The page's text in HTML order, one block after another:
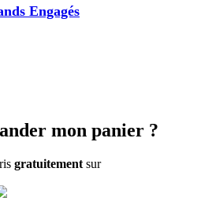
Engagés
mon panier ?
gratuitement sur